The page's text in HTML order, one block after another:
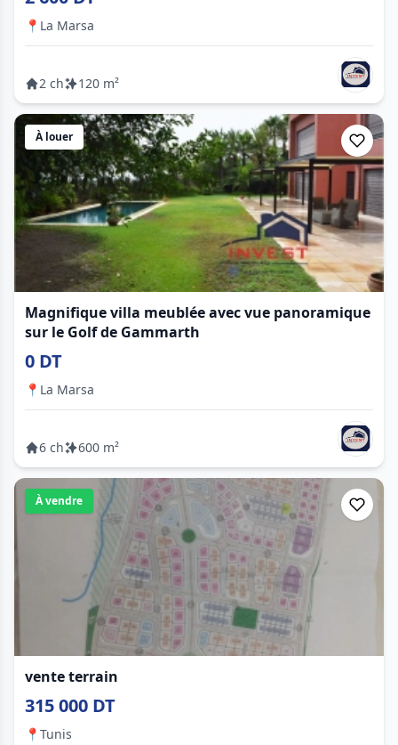
📍 La Marsa
2 ch 120 m²
À louer
Magnifique villa meublée avec vue panoramique
sur le Golf de Gammarth
0 DT
📍 La Marsa
6 ch 600 m²
À vendre
vente terrain
315 000 DT
📍 Tunis